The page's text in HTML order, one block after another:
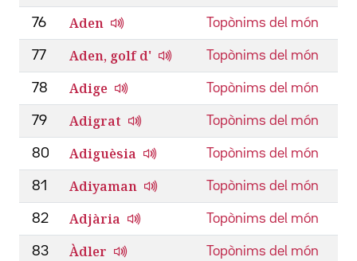
76 Aden Topònims del món
77 Aden, golf d' Topònims del món
78 Adige Topònims del món
79 Adigrat Topònims del món
80 Adiguèsia Topònims del món
81 Adiyaman Topònims del món
82 Adjària Topònims del món
83 Àdler Topònims del món